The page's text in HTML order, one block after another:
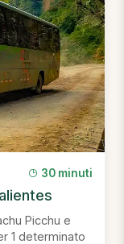
30 minuti
Picchu e
1 determinato